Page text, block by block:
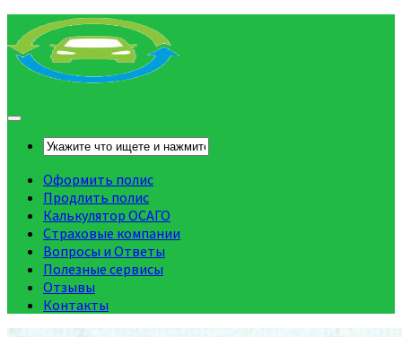
Оформить полис
Продлить полис
Калькулятор ОСАГО
Страховые компании
Вопросы и Ответы
Полезные сервисы
Отзывы
Контакты